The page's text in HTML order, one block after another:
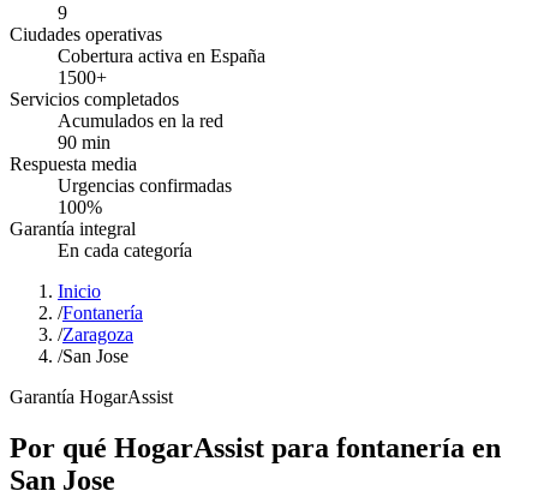
9
Ciudades operativas
Cobertura activa en España
1500+
Servicios completados
Acumulados en la red
90 min
Respuesta media
Urgencias confirmadas
100%
Garantía integral
En cada categoría
Inicio
/Fontanería
/Zaragoza
/San Jose
Garantía HogarAssist
Por qué HogarAssist para fontanería en
San Jose